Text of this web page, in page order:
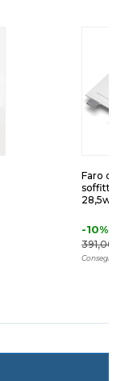
Faro da
soffitto
28,5w
-10%
391,00 €
Consegna